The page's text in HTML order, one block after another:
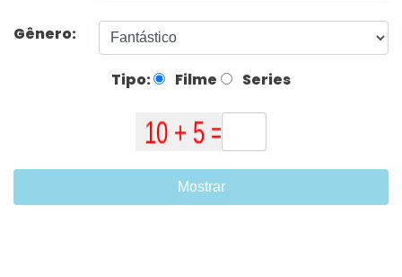
Gênero:
Tipo: Filme Series
Mostrar